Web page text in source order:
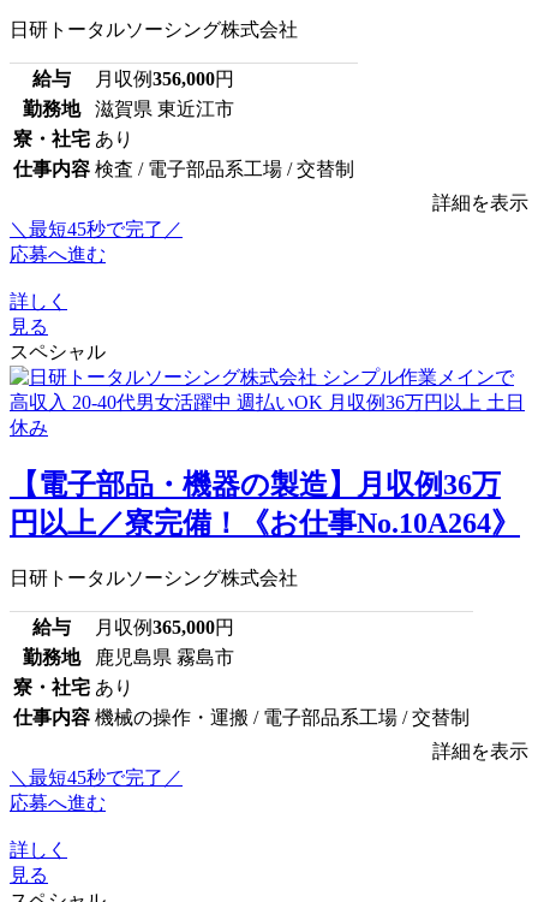
日研トータルソーシング株式会社
給与 月収例356,000円
勤務地
滋賀県 東近江市
寮・社宅 あり
仕事内容 検査 / 電子部品系工場 / 交替制
詳細を表示
＼最短45秒で完了／
応募へ進む
詳しく
見る
スペシャル
【電子部品・機器の製造】月収例36万
円以上／寮完備！《お仕事No.10A264》
日研トータルソーシング株式会社
給与 月収例365,000円
勤務地
鹿児島県 霧島市
寮・社宅 あり
仕事内容 機械の操作・運搬 / 電子部品系工場 / 交替制
詳細を表示
＼最短45秒で完了／
応募へ進む
詳しく
見る